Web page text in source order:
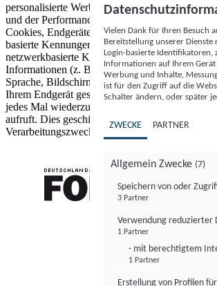
personalisierte Werbung und Inhalte, Messung
und der Performance von Inhalten sowie
Cookies, Endgeräte- oder ähnliche Online-
basierte Kennungen, zufällig generierte
netzwerkbasierte Kennungen) können
Informationen (z. B. Browsertyp und
Sprache, Bildschirmgröße, unterstützte
Ihrem Endgerät gespeichert oder von dort
jedes Mal wiederzuerkennen, wenn es eine App
aufruft. Dies geschieht für einen oder mehrere
Verarbeitungszwecke.
Vielen Dank für Ihren Besuch
Bereitstellung unserer
Login-basierte Identifikatoren,
Informationen auf Ihrem
Werbung und Inhalte,
ist für den Zugriff auf die
Schalter ändern, oder später
ZWECKE PARTNER
Allgemein Zwecke (7)
Speichern von oder
3 Partner
Verwendung reduzierter
1 Partner
- mit berechtigtem
1 Partner
Erstellung von Profilen
FONDS professionell